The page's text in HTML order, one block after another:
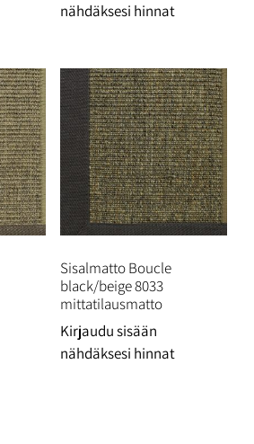
nähdäksesi hinnat
Sisalmatto Boucle
black/beige 8033
mittatilausmatto
Kirjaudu sisään
nähdäksesi hinnat